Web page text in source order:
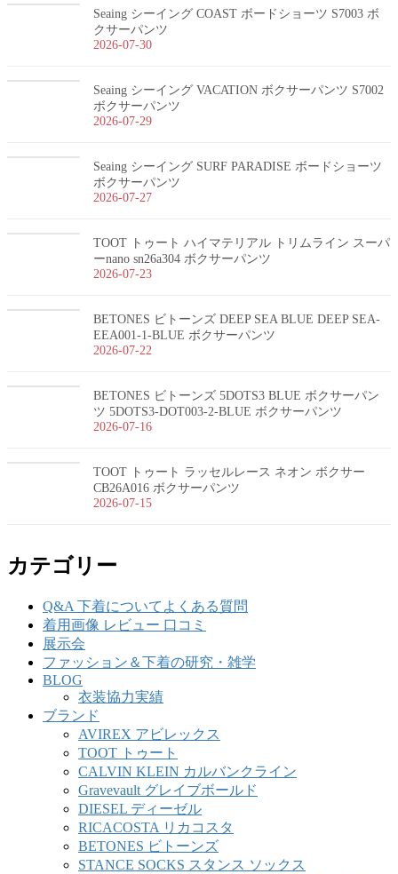
Seaing シーイング COAST ボードショーツ S7003 ボ
クサーパンツ
2026-07-30
Seaing シーイング VACATION ボクサーパンツ S7002
ボクサーパンツ
2026-07-29
Seaing シーイング SURF PARADISE ボードショーツ
ボクサーパンツ
2026-07-27
TOOT トゥート ハイマテリアル トリムライン スーパ
ーnano sn26a304 ボクサーパンツ
2026-07-23
BETONES ビトーンズ DEEP SEA BLUE DEEP SEA-
EEA001-1-BLUE ボクサーパンツ
2026-07-22
BETONES ビトーンズ 5DOTS3 BLUE ボクサーパン
ツ 5DOTS3-DOT003-2-BLUE ボクサーパンツ
2026-07-16
TOOT トゥート ラッセルレース ネオン ボクサー
CB26A016 ボクサーパンツ
2026-07-15
カテゴリー
Q&A 下着についてよくある質問
着用画像 レビュー 口コミ
展示会
ファッション＆下着の研究・雑学
BLOG
衣装協力実績
ブランド
AVIREX アビレックス
TOOT トゥート
CALVIN KLEIN カルバンクライン
Gravevault グレイブボールド
DIESEL ディーゼル
RICACOSTA リカコスタ
BETONES ビトーンズ
STANCE SOCKS スタンス ソックス